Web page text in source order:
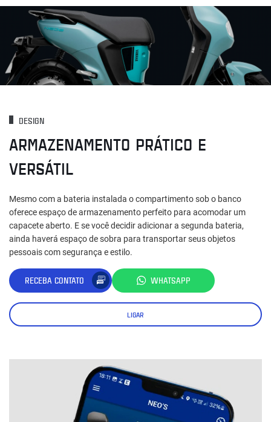
DESIGN
ARMAZENAMENTO PRÁTICO E
VERSÁTIL
Mesmo com a bateria instalada o compartimento sob o banco
oferece espaço de armazenamento perfeito para acomodar um
capacete aberto. E se você decidir adicionar a segunda bateria,
ainda haverá espaço de sobra para transportar seus objetos
pessoais com segurança e estilo.
RECEBA CONTATO WHATSAPP
LIGAR